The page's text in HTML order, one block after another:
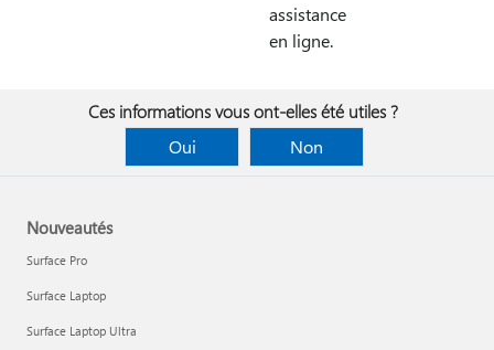
assistance
en ligne.
Ces informations vous ont-elles été utiles ?
Oui
Non
Nouveautés
Surface Pro
Surface Laptop
Surface Laptop Ultra